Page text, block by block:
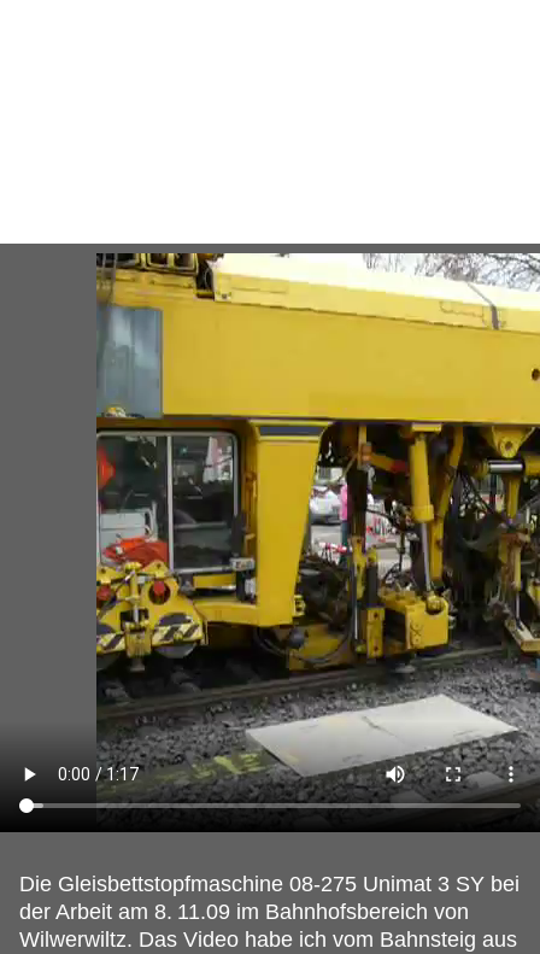
Die Gleisbettstopfmaschine 08-275 Unimat 3 SY bei
der Arbeit am 8. 11.09 im Bahnhofsbereich von
Wilwerwiltz. Das Video habe ich vom Bahnsteig aus